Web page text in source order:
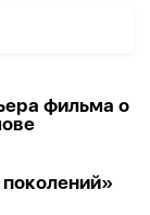
фильма о